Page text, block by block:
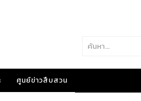
ศูนย์ข่าวสืบสวน